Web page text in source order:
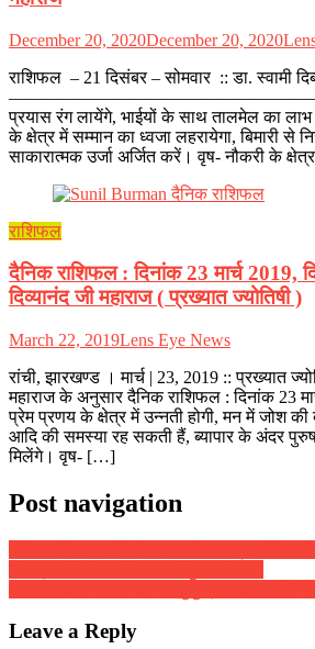
December 20, 2020December 20, 2020
राशिफल – 21 दिसंबर – सोमवार :: डा. स्वामी
————————————————————-
प्रयास रंग लायेंगे, भाईयों के साथ तालमेल का
के क्षेत्र में सम्मान का ध्वजा लहरायेगा, बिमारी से
साकारात्मक उर्जा अर्जित करें। वृष- नौकरी के
राशिफल
दैनिक राशिफल : दिनांक 23 मार्च 2019,
दिव्यानंद जी महाराज ( प्रख्यात ज्योतिषी )
March 22, 2019Lens Eye News
रांची, झारखण्ड । मार्च | 23, 2019 :: प्रख्यात
महाराज के अनुसार दैनिक राशिफल : दिनांक 23
प्रेम प्रणय के क्षेत्र में उन्नती होगी, मन में जोश की
आदि की समस्या रह सकती हैं, ब्यापार के अंदर
मिलेंगे। वृष- […]
Post navigation
Leave a Reply